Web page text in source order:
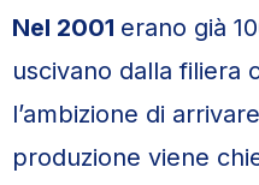
Nel 2001 erano già
uscivano dalla filiera
l’ambizione di
produzione viene